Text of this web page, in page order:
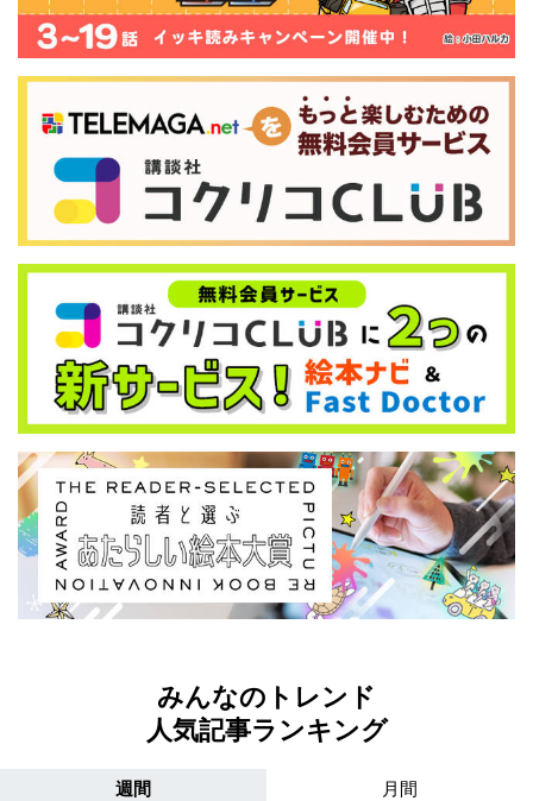
みんなのトレンド
人気記事ランキング
週間 月間